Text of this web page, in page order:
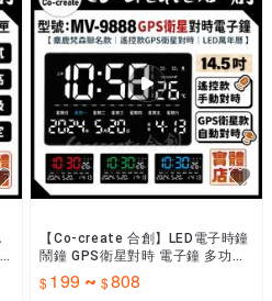
【Co-create 合創】LED電子時鐘
鬧鐘 GPS衛星對時 電子鐘 多功能
大屏幕時鐘 數位萬年曆 鬧鐘 數位
電子鐘
199~ 808